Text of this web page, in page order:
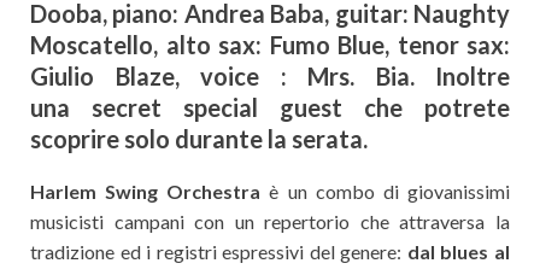
Dooba, piano: Andrea Baba, guitar: Naughty
Moscatello, alto sax: Fumo Blue, tenor sax:
Giulio Blaze, voice : Mrs. Bia. Inoltre
una secret special guest che potrete
scoprire solo durante la serata.
Harlem Swing Orchestra è un combo di giovanissimi
musicisti campani con un repertorio che attraversa la
tradizione ed i registri espressivi del genere: dal blues al